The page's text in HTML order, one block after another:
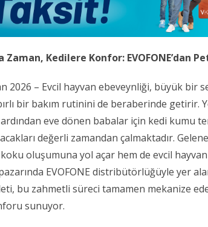
Zaman, Kedilere Konfor: EVOFONE’dan
2026 – Evcil hayvan ebeveynliği, büyük bir
bir bakım rutinini de beraberinde getirir.
eve dönen babalar için kedi kumu
değerli zamandan çalmaktadır.
oluşumuna yol açar hem de evcil
EVOFONE distribütörlüğüyle yer
bu zahmetli süreci tamamen mekanize
sunuyor.